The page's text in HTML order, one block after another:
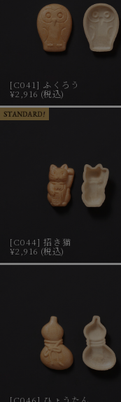
[C041] ふくろう
¥2,916 (税込)
[C044] 招き猫
¥2,916 (税込)
[C046] ひょうたん